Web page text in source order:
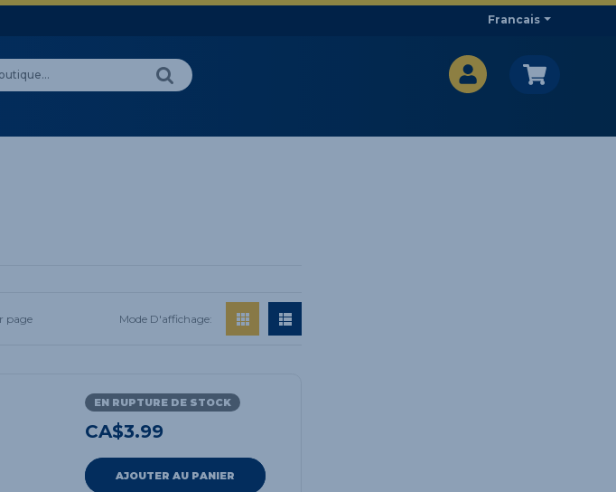
Francais
page Mode D'affichage:
EN RUPTURE DE STOCK
CA$3.99
AJOUTER AU PANIER